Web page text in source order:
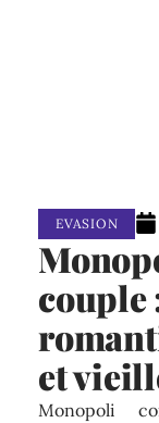
EVASION
couple
et
Monopoli